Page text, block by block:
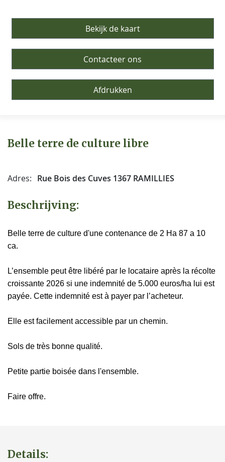
Belle terre de culture libre
Adres: Rue Bois des Cuves 1367 RAMILLIES
Beschrijving:
Belle terre de culture d'une contenance de 2 Ha 87 a 10
ca.
L’ensemble peut être libéré par le locataire après la récolte
croissante 2026 si une indemnité de 5.000 euros/ha lui est
payée. Cette indemnité est à payer par l’acheteur.
Elle est facilement accessible par un chemin.
Sols de très bonne qualité.
Petite partie boisée dans l'ensemble.
Faire offre.
Bekijk de kaart
Contacteer ons
Afdrukken
Details: